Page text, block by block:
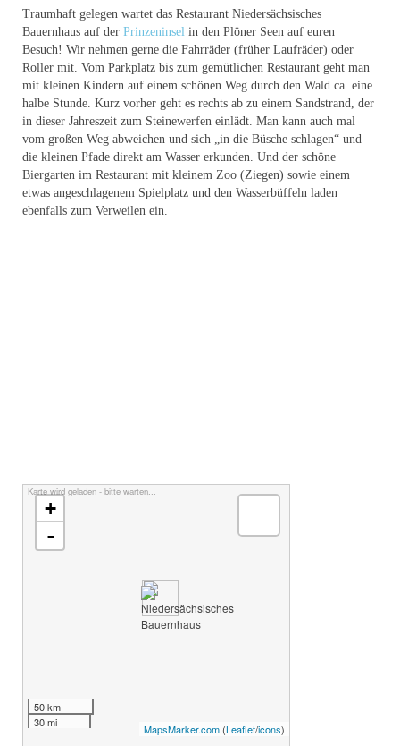
Traumhaft gelegen wartet das Restaurant Niedersächsisches
Bauernhaus auf der Prinzeninsel in den Plöner Seen auf euren
Besuch! Wir nehmen gerne die Fahrräder (früher Laufräder) oder
Roller mit. Vom Parkplatz bis zum gemütlichen Restaurant geht man
mit kleinen Kindern auf einem schönen Weg durch den Wald ca. eine
halbe Stunde. Kurz vorher geht es rechts ab zu einem Sandstrand, der
in dieser Jahreszeit zum Steinewerfen einlädt. Man kann auch mal
vom großen Weg abweichen und sich „in die Büsche schlagen“ und
die kleinen Pfade direkt am Wasser erkunden. Und der schöne
Biergarten im Restaurant mit kleinem Zoo (Ziegen) sowie einem
etwas angeschlagenem Spielplatz und den Wasserbüffeln laden
ebenfalls zum Verweilen ein.
Karte wird geladen - bitte warten...
+
-
50 km
30 mi
MapsMarker.com (Leaflet/icons)